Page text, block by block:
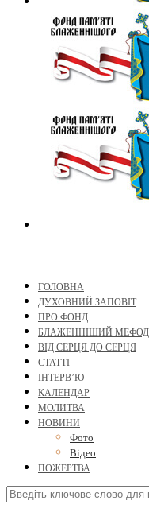
ГОЛОВНА
ДУХОВНИЙ ЗАПОВІТ
ПРО ФОНД
БЛАЖЕННІШИЙ
ВІД СЕРЦЯ ДО СЕРЦЯ
СТАТТІ
ІНТЕРВ’Ю
КАЛЕНДАР
МОЛИТВА
НОВИНИ
Фото
Відео
ПОЖЕРТВА